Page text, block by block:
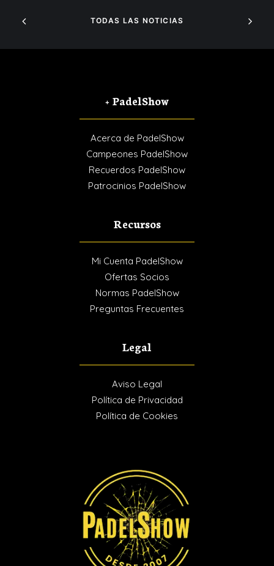
TODAS LAS NOTICIAS
+ PadelShow
Acerca de PadelShow
Campeones PadelShow
Recuerdos PadelShow
Patrocinios PadelShow
Recursos
Mi Cuenta PadelShow
Ofertas Socios
Normas PadelShow
Preguntas Frecuentes
Legal
Aviso Legal
Política de Privacidad
Política de Cookies